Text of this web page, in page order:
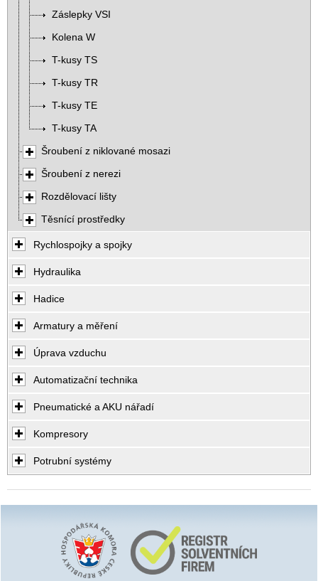
Záslepky VSI
Kolena W
T-kusy TS
T-kusy TR
T-kusy TE
T-kusy TA
Šroubení z niklované mosazi
Šroubení z nerezi
Rozdělovací lišty
Těsnící prostředky
Rychlospojky a spojky
Hydraulika
Hadice
Armatury a měření
Úprava vzduchu
Automatizační technika
Pneumatické a AKU nářadí
Kompresory
Potrubní systémy